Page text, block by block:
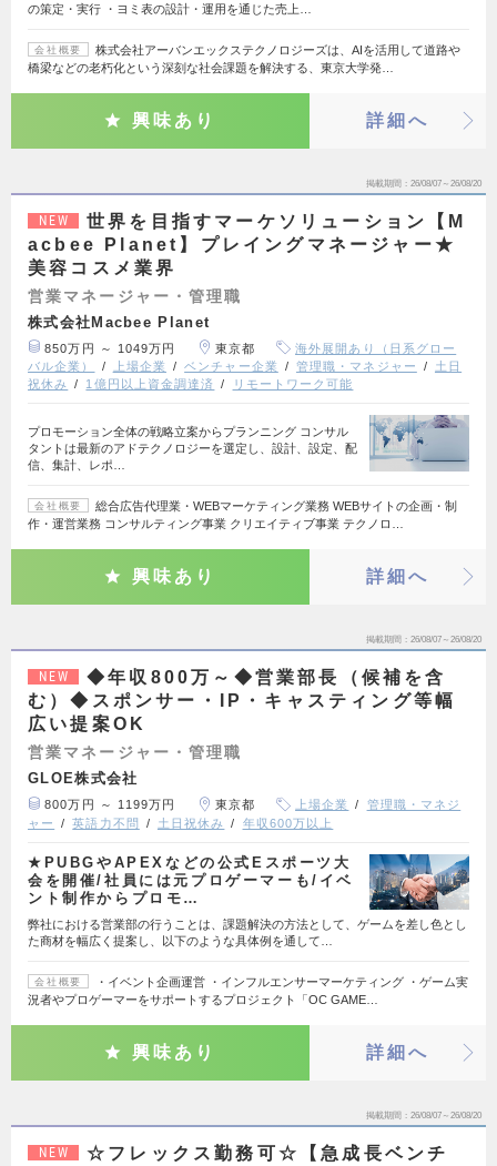
の策定・実行 ・ヨミ表の設計・運用を通じた売上…
会社概要
株式会社アーバンエックステクノロジーズは、AIを活用して道路や
橋梁などの老朽化という深刻な社会課題を解決する、東京大学発…
興味あり 詳細へ
掲載期間 26/08/07～26/08/20
NEW
世界を目指すマーケソリューション【M
acbee Planet】プレイングマネージャー★
美容コスメ業界
営業マネージャー・管理職
株式会社Macbee Planet
850万円 ～ 1049万円 東京都
海外展開あり（日系グロー
バル企業）
上場企業 ベンチャー企業 管理職・マネジャー
土日
祝休み
1億円以上資金調達済 リモートワーク可能
プロモーション全体の戦略立案からプランニング コンサル
タントは最新のアドテクノロジーを選定し、設計、設定、配
信、集計、レポ…
会社概要
総合広告代理業・WEBマーケティング業務 WEBサイトの企画・制
作・運営業務 コンサルティング事業 クリエイティブ事業 テクノロ…
興味あり 詳細へ
掲載期間 26/08/07～26/08/20
NEW
◆年収800万～◆営業部長（候補を含
む）◆スポンサー・IP・キャスティング等幅
広い提案OK
営業マネージャー・管理職
GLOE株式会社
800万円 ～ 1199万円 東京都 上場企業
管理職・マネジ
ャー
英語力不問 土日祝休み 年収600万以上
★PUBGやAPEXなどの公式Eスポーツ大
会を開催/社員には元プロゲーマーも/イベ
ント制作からプロモ…
弊社における営業部の行うことは、課題解決の方法として、ゲームを差し色とし
た商材を幅広く提案し、以下のような具体例を通して…
会社概要
・イベント企画運営 ・インフルエンサーマーケティング ・ゲーム実
況者やプロゲーマーをサポートするプロジェクト「OC GAME…
興味あり 詳細へ
掲載期間 26/08/07～26/08/20
NEW ☆フレックス勤務可☆【急成長ベンチ